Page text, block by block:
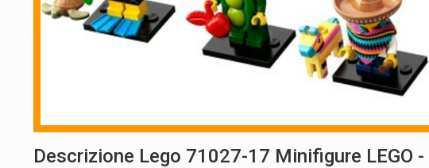
Descrizione Lego 71027-17 Minifigure LEGO